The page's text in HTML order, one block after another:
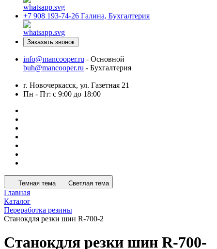
+7 908 193-74-26 Галина, Бухгалтерия
Заказать звонок
info@mancooper.ru - Основной
buh@mancooper.ru - Бухгалтерия
г. Новочеркасск, ул. Газетная 21
Пн - Пт: с 9:00 до 18:00
Темная тема Светлая тема
Главная
Каталог
Переработка резины
Станокдля резки шин R-700-2
Станокдля резки шин R-700-